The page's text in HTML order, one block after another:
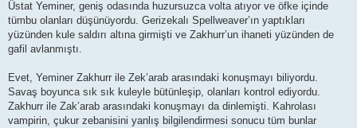
s
Üstat Yeminer, geniş odasında huzursuzca volta atıyor ve öfke içinde
tümbu olanları düşünüyordu. Gerizekalı Spellweaver’ın yaptıkları
yüzünden kule saldırı altına girmişti ve Zakhurr’un ihaneti yüzünden de
gafil avlanmıştı.
Evet, Yeminer Zakhurr ile Zek’arab arasındaki konuşmayı biliyordu.
Savaş boyunca sık sık kuleyle bütünleşip, olanları kontrol ediyordu.
Zakhurr ile Zak’arab arasındaki konuşmayı da dinlemişti. Kahrolası
vampirin, çukur zebanisini yanlış bilgilendirmesi sonucu tüm bunlar